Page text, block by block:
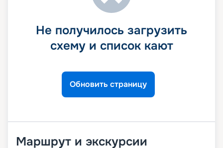
Не получилось загрузить
схему и список кают
Обновить страницу
Маршрут и экскурсии